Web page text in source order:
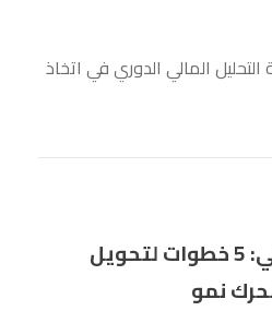
المالي الدوري في اتخاذ
أهمية التحول المالي: 5 خطوات لتحويل
نمو